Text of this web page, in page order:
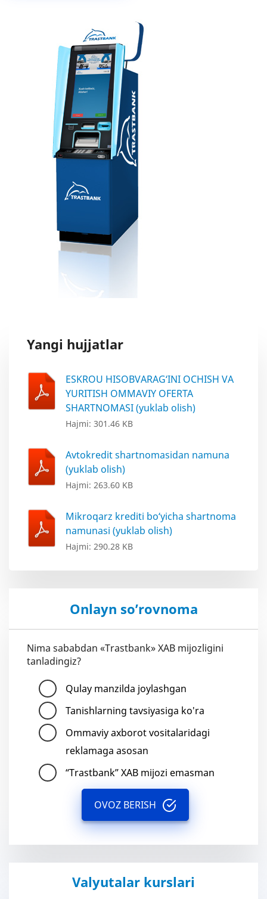
Yangi hujjatlar
ESKROU HISOBVARAG‘INI OCHISH VA
YURITISH OMMAVIY OFERTA
SHARTNOMASI (yuklab olish)
Hajmi: 301.46 KB
Avtokredit shartnomasidan namuna
(yuklab olish)
Hajmi: 263.60 KB
Mikroqarz krediti bo‘yicha shartnoma
namunasi (yuklab olish)
Hajmi: 290.28 KB
Onlayn so’rovnoma
Nima sababdan «Trastbank» XAB mijozligini
tanladingiz?
Qulay manzilda joylashgan
Tanishlarning tavsiyasiga ko'ra
Ommaviy axborot vositalaridagi
reklamaga asosan
“Trastbank” XAB mijozi emasman
OVOZ BERISH
Valyutalar kurslari